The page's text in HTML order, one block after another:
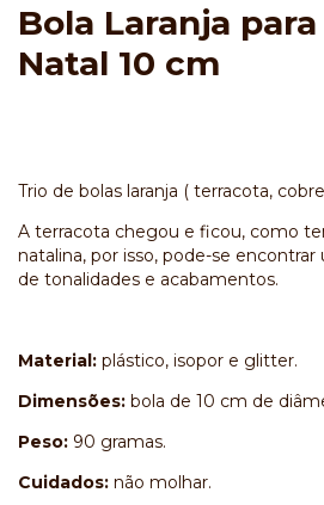
Bola Laranja
Natal 10 cm
Trio de bolas laranja ( terracota,
A terracota chegou e ficou, como
natalina, por isso, pode-se
de tonalidades e acabamentos.
Material: plástico, isopor e glitter.
Dimensões: bola de 10 cm de
Peso: 90 gramas.
Cuidados: não molhar.